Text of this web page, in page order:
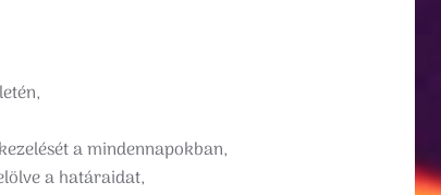
a mindennapokban,
a határaidat,